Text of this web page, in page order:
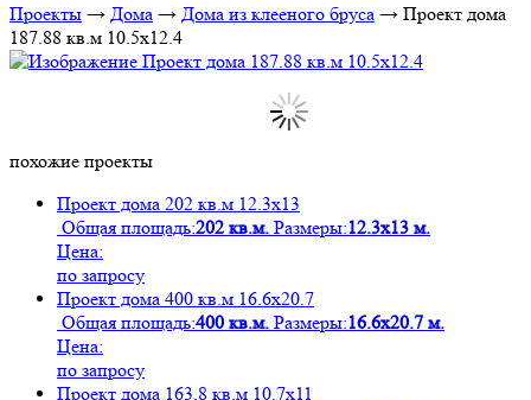
Проекты → Дома → Дома из клееного бруса → Проект дома
187.88 кв.м 10.5х12.4
похожие проекты
Проект дома 202 кв.м 12.3х13
Общая площадь:202 кв.м. Размеры:12.3х13 м.
Цена:
по запросу
Проект дома 400 кв.м 16.6х20.7
Общая площадь:400 кв.м. Размеры:16.6х20.7 м.
Цена:
по запросу
Проект дома 163.8 кв.м 10.7х11